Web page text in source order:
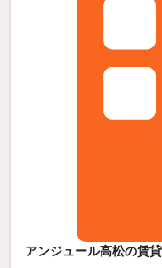
アンジュール高松の賃